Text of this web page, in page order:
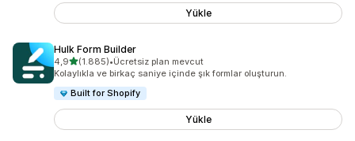
Yükle
Hulk Form Builder
4,95 yıldız üzerinden
(1.885)
toplam 1885 değerlendirme
•Ücretsiz plan mevcut
Kolaylıkla ve birkaç saniye içinde şık formlar oluşturun.
Built for Shopify
Yükle